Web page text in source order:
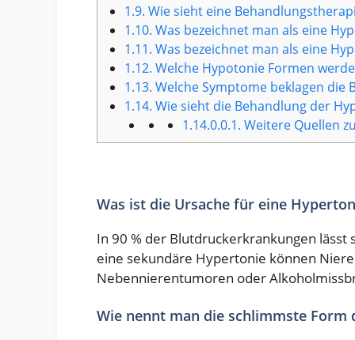
1.9. Wie sieht eine
1.10. Was bezeichnet man als eine
1.11. Was bezeichnet man als eine
1.12. Welche Hypotonie Formen
1.13. Welche Symptome beklagen die
1.14. Wie sieht die Behandlung der
1.14.0.0.1. Weitere Quellen
Was ist die Ursache für eine
In 90 % der Blutdruckerkrankungen
eine sekundäre Hypertonie können
Nebennierentumoren oder
Wie nennt man die schlimmste Form